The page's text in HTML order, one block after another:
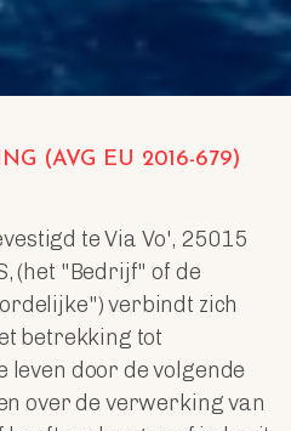
(AVG EU 2016-679)
te Via Vo', 25015
(het "Bedrijf" of de
verbindt zich
betrekking tot
leven door de volgende
over de verwerking van